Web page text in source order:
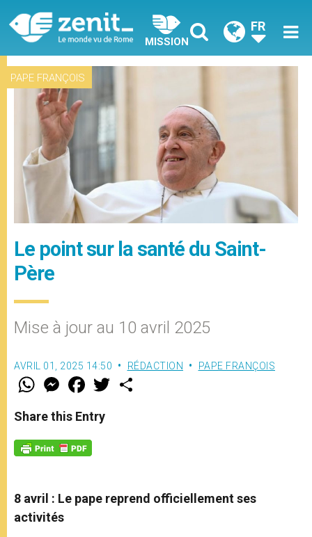
MISSION
FR
PAPE FRANÇOIS
Le point sur la santé du Saint-
Père
Mise à jour au 10 avril 2025
AVRIL 01, 2025 14:50 RÉDACTION PAPE FRANÇOIS
W
t
s
p
p
M
e
s
e
g
e
F
a
e
b
o
k
w
Share this Entry
8 avril : Le pape reprend officiellement ses
activités